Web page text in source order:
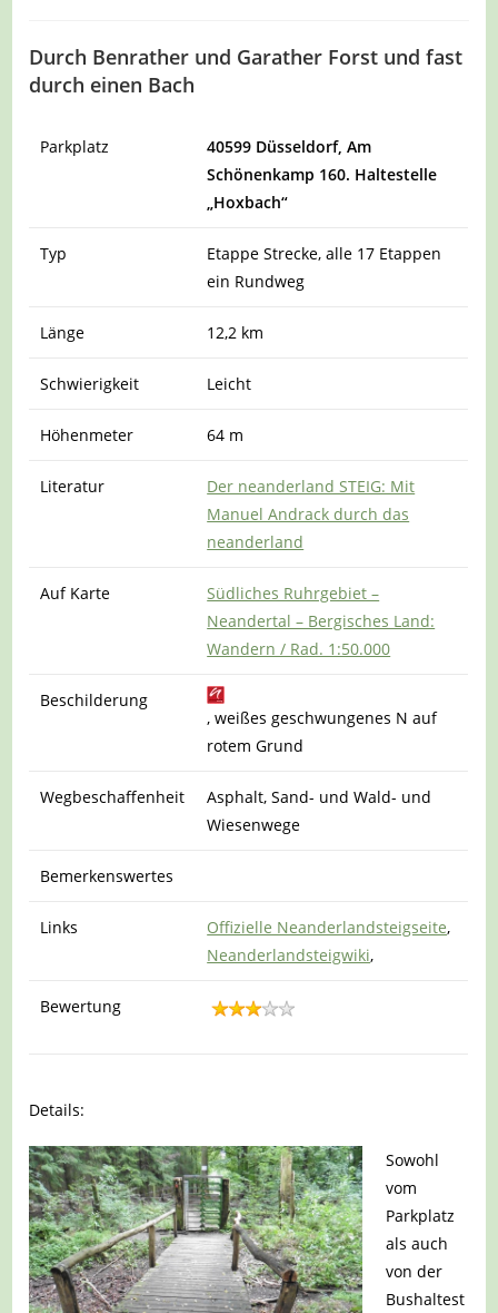
Durch Benrather und Garather Forst und fast
durch einen Bach
Parkplatz 40599 Düsseldorf,Am
Schönenkamp 160. Haltestelle
„Hoxbach“
Typ
Etappe Strecke, alle 17 Etappen
ein Rundweg
Länge 12,2 km
Schwierigkeit Leicht
Höhenmeter 64 m
Literatur
Der neanderland STEIG: Mit
Manuel Andrack durch das
neanderland
Auf Karte
Südliches Ruhrgebiet –
Neandertal – Bergisches Land:
Wandern / Rad. 1:50.000
Beschilderung
, weißes geschwungenes N auf
rotem Grund
Wegbeschaffenheit
Asphalt, Sand- und Wald- und
Wiesenwege
Bemerkenswertes
Links Offizielle Neanderlandsteigseite,
Neanderlandsteigwiki,
Bewertung
Details:
Sowohl
vom
Parkplatz
als auch
von der
Bushaltest